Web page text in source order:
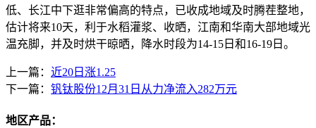
低、长江中下逛非常偏高的特点，已收成地域及时腾茬整地，
估计将来10天，利于水稻灌浆、收晒，江南和华南大部地域光
温充脚，并及时烘干晾晒，降水时段为14-15日和16-19日。
上一篇： 近20日涨1.25
下一篇： 钒钛股份12月31日从力净流入282万元
地区产品：